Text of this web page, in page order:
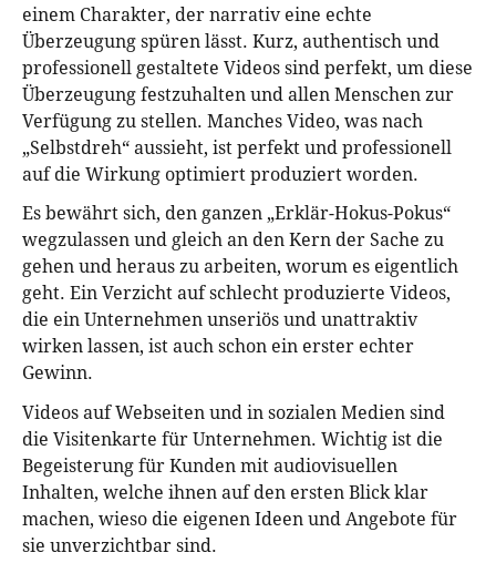
einem Charakter, der narrativ eine echte
Überzeugung spüren lässt. Kurz, authentisch und
professionell gestaltete Videos sind perfekt, um diese
Überzeugung festzuhalten und allen Menschen zur
Verfügung zu stellen. Manches Video, was nach
„Selbstdreh“ aussieht, ist perfekt und professionell
auf die Wirkung optimiert produziert worden.
Es bewährt sich, den ganzen „Erklär-Hokus-Pokus“
wegzulassen und gleich an den Kern der Sache zu
gehen und heraus zu arbeiten, worum es eigentlich
geht. Ein Verzicht auf schlecht produzierte Videos,
die ein Unternehmen unseriös und unattraktiv
wirken lassen, ist auch schon ein erster echter
Gewinn.
Videos auf Webseiten und in sozialen Medien sind
die Visitenkarte für Unternehmen. Wichtig ist die
Begeisterung für Kunden mit audiovisuellen
Inhalten, welche ihnen auf den ersten Blick klar
machen, wieso die eigenen Ideen und Angebote für
sie unverzichtbar sind.